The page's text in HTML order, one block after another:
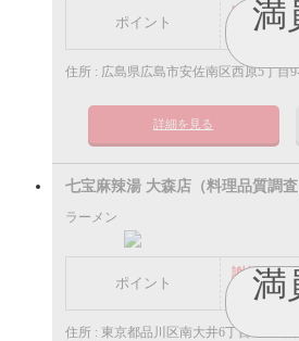
満
ポイント
謝礼： 飲
ポイント
住所 : 広島県広島市安佐南区西原5丁目
詳細を見る
満
七宝麻辣湯 大森店（料理品質調査
ラーメン
ポイント
謝礼： 飲
ポイント
住所 : 東京都品川区南大井6丁目24-1